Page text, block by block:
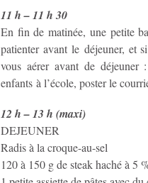
11 h – 11 h 30
En fin de matinée, une petite
patienter avant le déjeuner, et
vous aérer avant de
enfants à l’école, poster le
12 h – 13 h (maxi)
DEJEUNER
Radis à la croque-au-sel
120 à 150 g de steak haché à 5